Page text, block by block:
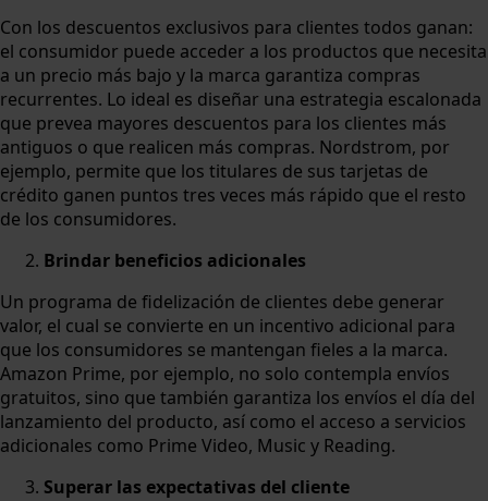
Con los descuentos exclusivos para clientes todos ganan:
el consumidor puede acceder a los productos que necesita
a un precio más bajo y la marca garantiza compras
recurrentes. Lo ideal es diseñar una estrategia escalonada
que prevea mayores descuentos para los clientes más
antiguos o que realicen más compras. Nordstrom, por
ejemplo, permite que los titulares de sus tarjetas de
crédito ganen puntos tres veces más rápido que el resto
de los consumidores.
Brindar beneficios adicionales
Un programa de fidelización de clientes debe generar
valor, el cual se convierte en un incentivo adicional para
que los consumidores se mantengan fieles a la marca.
Amazon Prime, por ejemplo, no solo contempla envíos
gratuitos, sino que también garantiza los envíos el día del
lanzamiento del producto, así como el acceso a servicios
adicionales como Prime Video, Music y Reading.
Superar las expectativas del cliente